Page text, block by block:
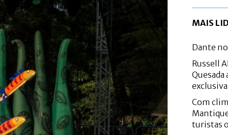
MAIS
Dante
Russell
Com
turistas